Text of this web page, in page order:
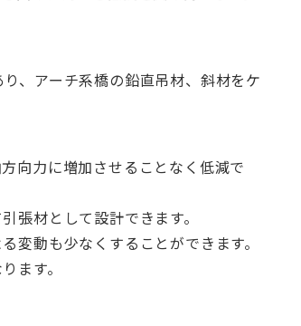
、アーチ系橋の鉛直吊材、斜材をケ
向力に増加させることなく低減で
張材として設計できます。
変動も少なくすることができます。
ます。